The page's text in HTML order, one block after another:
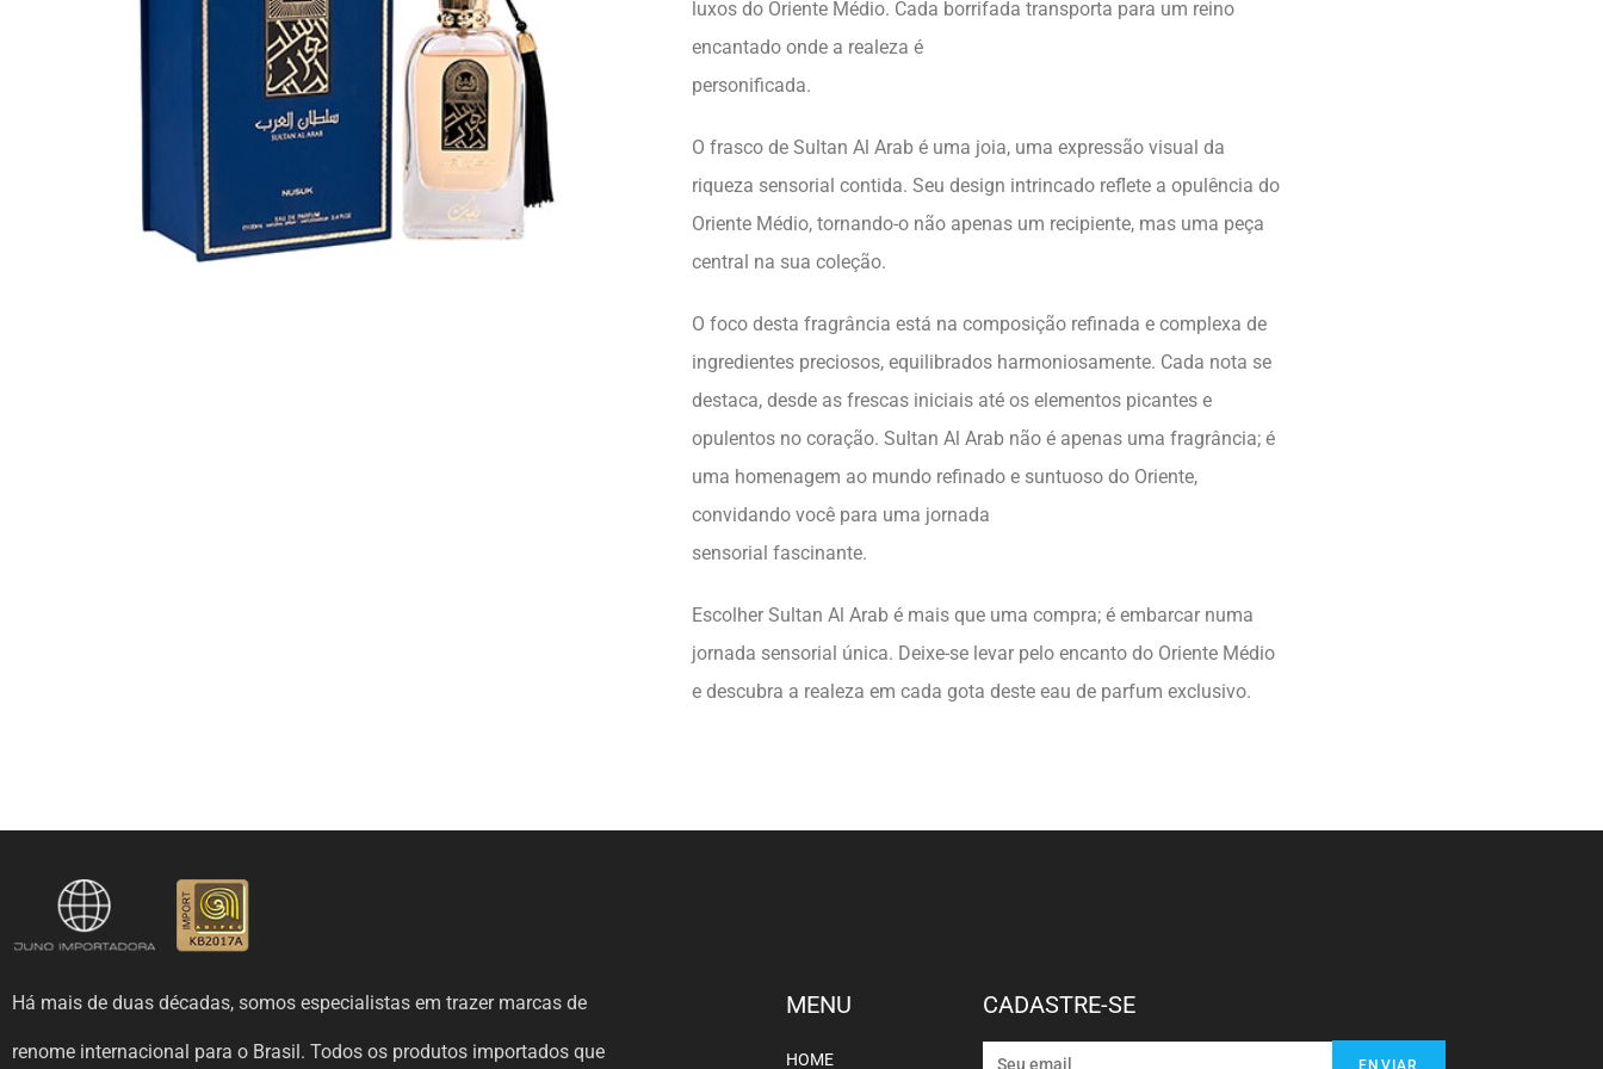
luxos do Oriente Médio. Cada borrifada transporta para um reino
encantado onde a realeza é
personificada.
O frasco de Sultan Al Arab é uma joia, uma expressão visual da
riqueza sensorial contida. Seu design intrincado reflete a opulência do
Oriente Médio, tornando-o não apenas um recipiente, mas uma peça
central na sua coleção.
O foco desta fragrância está na composição refinada e complexa de
ingredientes preciosos, equilibrados harmoniosamente. Cada nota se
destaca, desde as frescas iniciais até os elementos picantes e
opulentos no coração. Sultan Al Arab não é apenas uma fragrância; é
uma homenagem ao mundo refinado e suntuoso do Oriente,
convidando você para uma jornada
sensorial fascinante.
Escolher Sultan Al Arab é mais que uma compra; é embarcar numa
jornada sensorial única. Deixe-se levar pelo encanto do Oriente Médio
e descubra a realeza em cada gota deste eau de parfum exclusivo.
Há mais de duas décadas, somos especialistas em trazer marcas de
renome internacional para o Brasil. Todos os produtos importados que
MENU
HOME
CADASTRE-SE